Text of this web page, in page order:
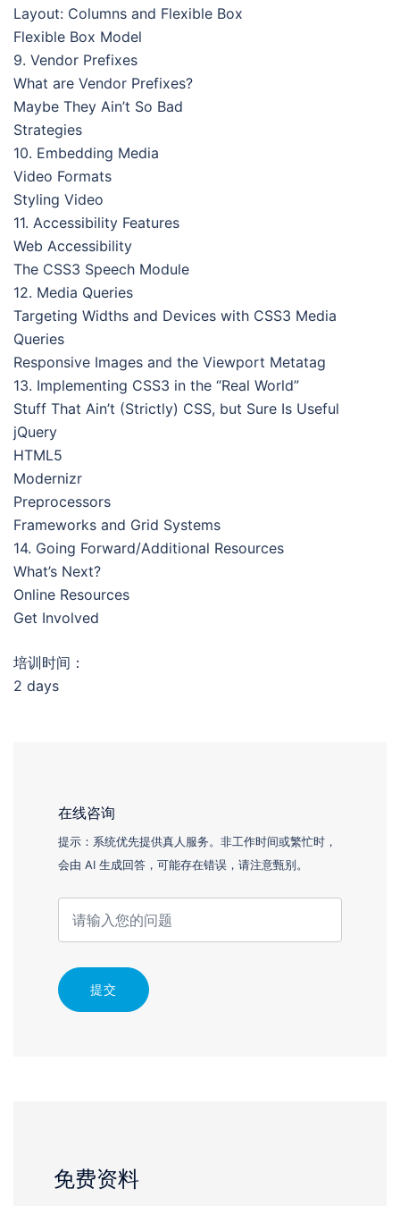
Layout: Columns and Flexible Box
Flexible Box Model
9. Vendor Prefixes
What are Vendor Prefixes?
Maybe They Ain’t So Bad
Strategies
10. Embedding Media
Video Formats
Styling Video
11. Accessibility Features
Web Accessibility
The CSS3 Speech Module
12. Media Queries
Targeting Widths and Devices with CSS3 Media
Queries
Responsive Images and the Viewport Metatag
13. Implementing CSS3 in the “Real World”
Stuff That Ain’t (Strictly) CSS, but Sure Is Useful
jQuery
HTML5
Modernizr
Preprocessors
Frameworks and Grid Systems
14. Going Forward/Additional Resources
What’s Next?
Online Resources
Get Involved
培训时间：
2 days
在线咨询
提示：系统优先提供真人服务。非工作时间或繁忙时，
会由 AI 生成回答，可能存在错误，请注意甄别。
提交
免费资料